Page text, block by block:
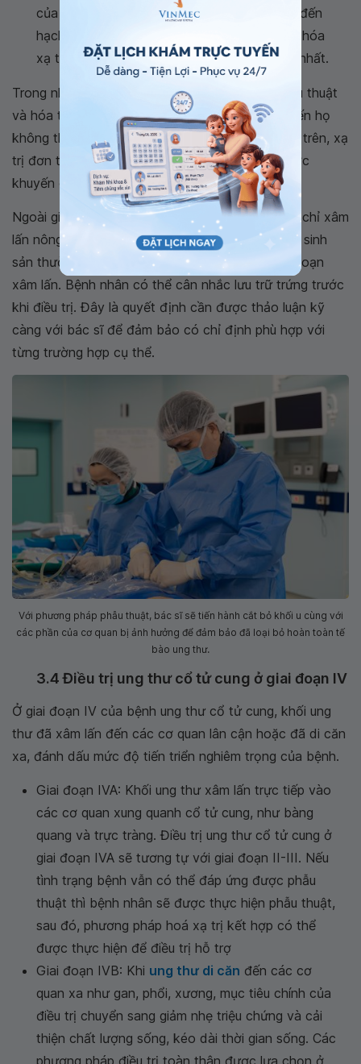
của âm đạo, đến vách chậu hoặc đã di căn đến
hạch. Điều trị chủ yếu trong giai đoạn này là hóa
xạ trị kết hợp để đạt được hiệu quả triệt để nhất.
Trong những trường hợp bệnh nhân từ chối phẫu thuật
và hóa trị hoặc khi có các bệnh lý nền nặng khiến họ
không thể tiến hành những phương pháp điều trị trên, xạ
trị đơn thuần vẫn là một lựa chọn khả thi và được
khuyến cáo áp dụng.
Ngoài giai đoạn rất sớm (khi các tế bào ung thư chỉ xâm
lấn nông về mặt vi thể), việc bảo tồn chức năng sinh
sản thường không khả thi khi bệnh đang ở giai đoạn
xâm lấn. Bệnh nhân có thể cân nhắc lưu trữ trứng trước
khi điều trị. Đây là quyết định cần được thảo luận kỹ
càng với bác sĩ để đảm bảo có chỉ định phù hợp với
từng trường hợp cụ thể.
Với phương pháp phẫu thuật, bác sĩ sẽ tiến hành cắt bỏ khối u cùng với
các phần của cơ quan bị ảnh hưởng để đảm bảo đã loại bỏ hoàn toàn tế
bào ung thư.
3.4 Điều trị ung thư cổ tử cung ở giai đoạn IV
Ở giai đoạn IV của bệnh ung thư cổ tử cung, khối ung
thư đã xâm lấn đến các cơ quan lân cận hoặc đã di căn
xa, đánh dấu mức độ tiến triển nghiêm trọng của bệnh.
Giai đoạn IVA: Khối ung thư xâm lấn trực tiếp vào
các cơ quan xung quanh cổ tử cung, như bàng
quang và trực tràng. Điều trị ung thư cổ tử cung ở
giai đoạn IVA sẽ tương tự với giai đoạn II-III. Nếu
tình trạng bệnh vẫn có thể đáp ứng được phẫu
thuật thì bệnh nhân sẽ được thực hiện phẫu thuật,
sau đó, phương pháp hoá xạ trị kết hợp có thể
được thực hiện để điều trị hỗ trợ
Giai đoạn IVB: Khi ung thư di căn đến các cơ
quan xa như gan, phổi, xương, mục tiêu chính của
điều trị chuyển sang giảm nhẹ triệu chứng và cải
thiện chất lượng sống, kéo dài thời gian sống. Các